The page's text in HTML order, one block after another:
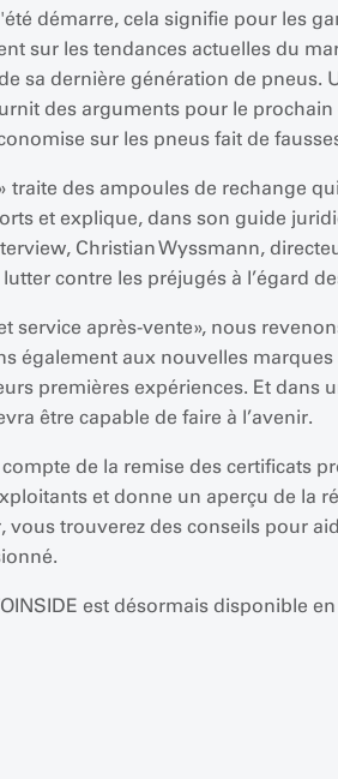
démarre, cela signifie pour les
sur les tendances actuelles du
sa dernière génération de
des arguments pour le prochain
sur les pneus fait de
traite des ampoules de rechange
et explique, dans son guide
Christian Wyssmann,
contre les préjugés à l’égard
service après-vente», nous
également aux nouvelles
premières expériences. Et
être capable de faire à l’avenir.
de la remise des certificats
et donne un aperçu de la
trouverez des conseils pour
est désormais disponible